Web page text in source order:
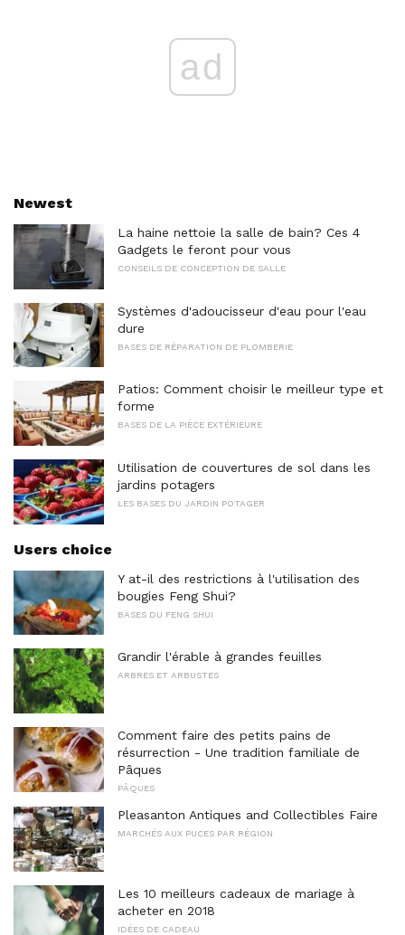
ad
Newest
La haine nettoie la salle de bain? Ces 4
Gadgets le feront pour vous
CONSEILS DE CONCEPTION DE SALLE
Systèmes d'adoucisseur d'eau pour l'eau
dure
BASES DE RÉPARATION DE PLOMBERIE
Patios: Comment choisir le meilleur type et
forme
BASES DE LA PIÈCE EXTÉRIEURE
Utilisation de couvertures de sol dans les
jardins potagers
LES BASES DU JARDIN POTAGER
Users choice
Y at-il des restrictions à l'utilisation des
bougies Feng Shui?
BASES DU FENG SHUI
Grandir l'érable à grandes feuilles
ARBRES ET ARBUSTES
Comment faire des petits pains de
résurrection - Une tradition familiale de
Pâques
PÂQUES
Pleasanton Antiques and Collectibles Faire
MARCHÉS AUX PUCES PAR RÉGION
Les 10 meilleurs cadeaux de mariage à
acheter en 2018
IDÉES DE CADEAU